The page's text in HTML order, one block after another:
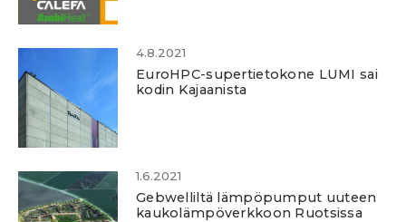
4.8.2021
EuroHPC-supertietokone LUMI sai
kodin Kajaanista
1.6.2021
Gebwelliltä lämpöpumput uuteen
kaukolämpöverkkoon Ruotsissa